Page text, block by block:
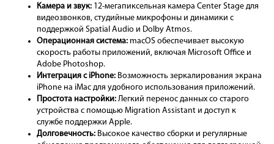
Камера и звук: 12-мегапиксельная камера Center Stage для
видеозвонков, студийные микрофоны и динамики с
поддержкой Spatial Audio и Dolby Atmos.
Операционная система: macOS обеспечивает высокую
скорость работы приложений, включая Microsoft Office и
Adobe Photoshop.
Интеграция с iPhone: Возможность зеркалирования экрана
iPhone на iMac для удобного использования приложений.
Простота настройки: Легкий перенос данных со старого
устройства с помощью Migration Assistant и доступ к
службе поддержки Apple.
Долговечность: Высокое качество сборки и регулярные